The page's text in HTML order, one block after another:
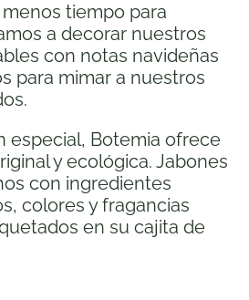
menos tiempo para
a decorar nuestros
con notas navideñas
para mimar a nuestros
especial, Botemia ofrece
y ecológica. Jabones
con ingredientes
colores y fragancias
en su cajita de